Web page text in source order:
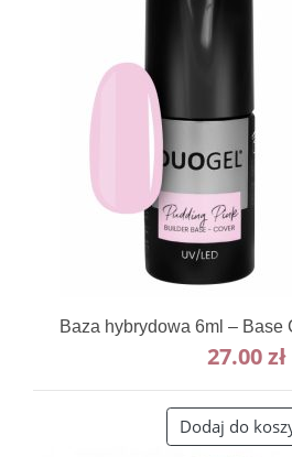
Baza hybrydowa 6ml – Base
27.00zł
Dodaj do